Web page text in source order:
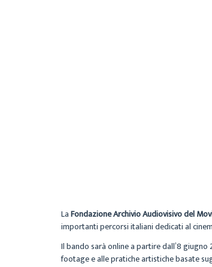
LaFondazioneArchivio Audiovisivo del
importanti percorsi italiani dedicati al
Il bando sarà online a partire dall’8 giugno
footage e alle pratiche artistiche basate